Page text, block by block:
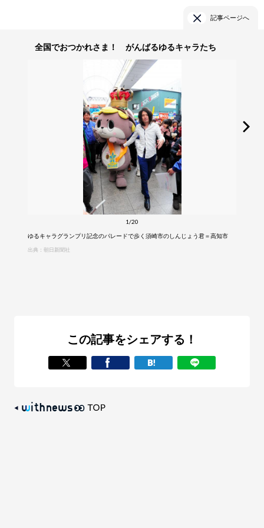
記事ページへ
全国でおつかれさま！ がんばるゆるキャラたち
1/20
ゆるキャラグランプリ記念のパレードで歩く須崎市のしんじょう君＝高知市
出典：朝日新聞社
この記事をシェアする！